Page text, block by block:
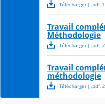
Télécharger( .pdf,
Travail
Méthodologie
Télécharger( .pdf,
Travail
méthodologie
Télécharger( .pdf,